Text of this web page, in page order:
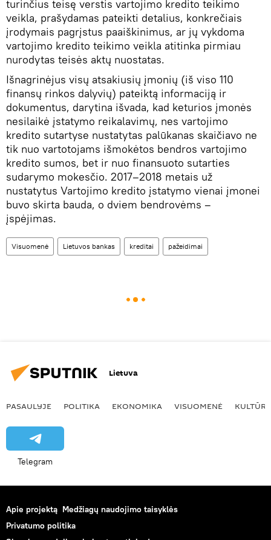
turinčius teisę verstis vartojimo kredito teikimo
veikla, prašydamas pateikti detalius, konkrečiais
įrodymais pagrįstus paaiškinimus, ar jų vykdoma
vartojimo kredito teikimo veikla atitinka pirmiau
nurodytas teisės aktų nuostatas.
Išnagrinėjus visų atsakiusių įmonių (iš viso 110
finansų rinkos dalyvių) pateiktą informaciją ir
dokumentus, darytina išvada, kad keturios įmonės
nesilaikė įstatymo reikalavimų, nes vartojimo
kredito sutartyse nustatytas palūkanas skaičiavo ne
tik nuo vartotojams išmokėtos bendros vartojimo
kredito sumos, bet ir nuo finansuoto sutarties
sudarymo mokesčio. 2017–2018 metais už
nustatytus Vartojimo kredito įstatymo vienai įmonei
buvo skirta bauda, o dviem bendrovėms –
įspėjimas.
Visuomenė Lietuvos bankas kreditai pažeidimai
Lietuva
PASAULYJE POLITIKA EKONOMIKA VISUOMENĖ KULTŪRA
Telegram
Apie projektą Medžiagų naudojimo taisyklės
Privatumo politika